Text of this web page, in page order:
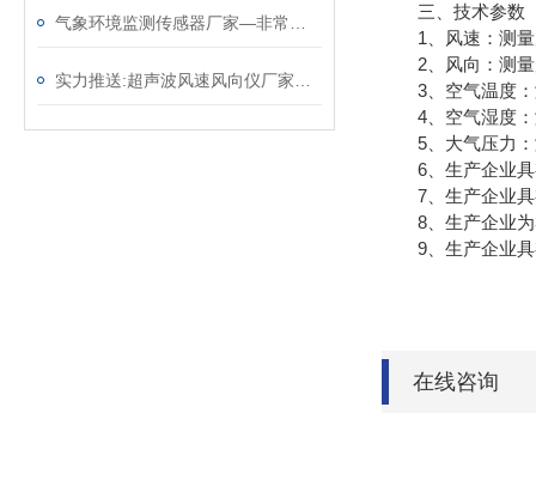
三、技术参数
1、风速：测量
2、风向：测量原
3、空气温度：
4、空气湿度：
5、大气压力：
6、生产企业具
7、生产企业具
8、生产企业为
9、生产企业具
在线咨询